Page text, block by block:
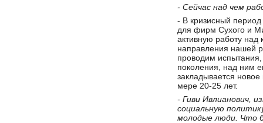
- Сейчас над чем
- В кризисный
для фирм Сухого и
активную работу
направления нашей
проводим
поколения, над ним
закладывается
мере 20-25 лет.
- Гиви Ивлианович,
социальную
молодые люди. Что